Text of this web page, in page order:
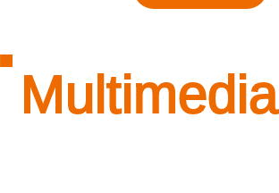
Multimedia